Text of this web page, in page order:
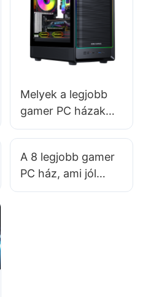
Melyek a legjobb
gamer PC házak
vízhűtéses
A 8 legjobb gamer
PC ház, ami jól
működik kis